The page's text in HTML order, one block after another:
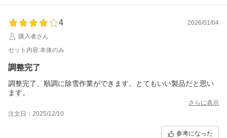
4
2026/01/04
購入者さん
セット内容:本体のみ
調整完了
調整完了、順調に除雪作業ができます。とてもいい製品だと思い
ます。
さらに表示
注文日：2025/12/10
参考になった